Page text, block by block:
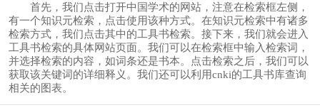
首先，我们点击打开中国学术的网站，注意在检索框左侧，
有一个知识元检索，点击使用该种方式。在知识元检索中有诸多
检索方式，我们点击其中的工具书检索。接下来，我们就会进入
工具书检索的具体网站页面。我们可以在检索框中输入检索词，
并选择检索的内容，如词条还是书本。点击检索之后，我们可以
获取该关键词的详细释义。我们还可以利用cnki的工具书库查询
相关的图表。